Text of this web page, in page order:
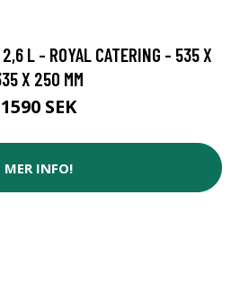
L - ROYAL CATERING - 535 X
X 250 MM
1590 SEK
MER INFO!